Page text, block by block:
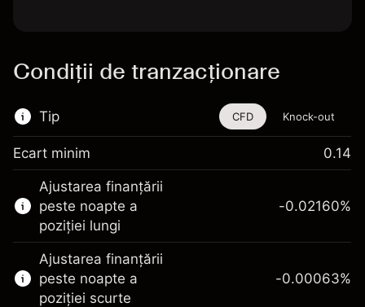
Condiții de tranzacționare
Tip
Acest instrument financiar este disponibil
pentru tranzacționare prin CFD-uri și Knock-
out-uri.
Aflați mai multe despre:
CFD-uri
Knock-out-uri
CFD Knock-out
Ecart minim 0.14
Ajustarea finanțării
peste noapte a
poziției lungi
-0.02160%
Ajustarea finanțării
peste noapte a
poziției scurte
-0.00063%